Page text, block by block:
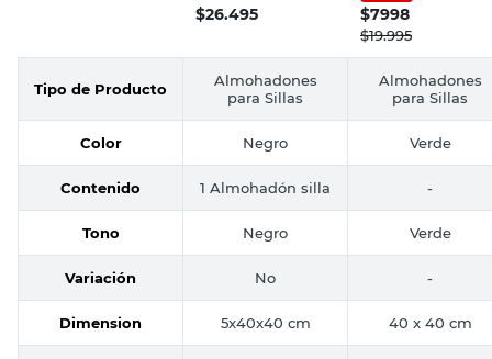
Cm
$26.495
$7998
$19.995
Tipo de Producto
Almohadones
para Sillas
Almohadones
para Sillas
Color Negro Verde
Contenido 1 Almohadón silla -
Tono Negro Verde
Variación No -
Dimension 5x40x40 cm 40 x 40 cm